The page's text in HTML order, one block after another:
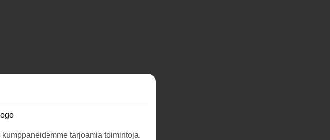
tarjoamia toimintoja.